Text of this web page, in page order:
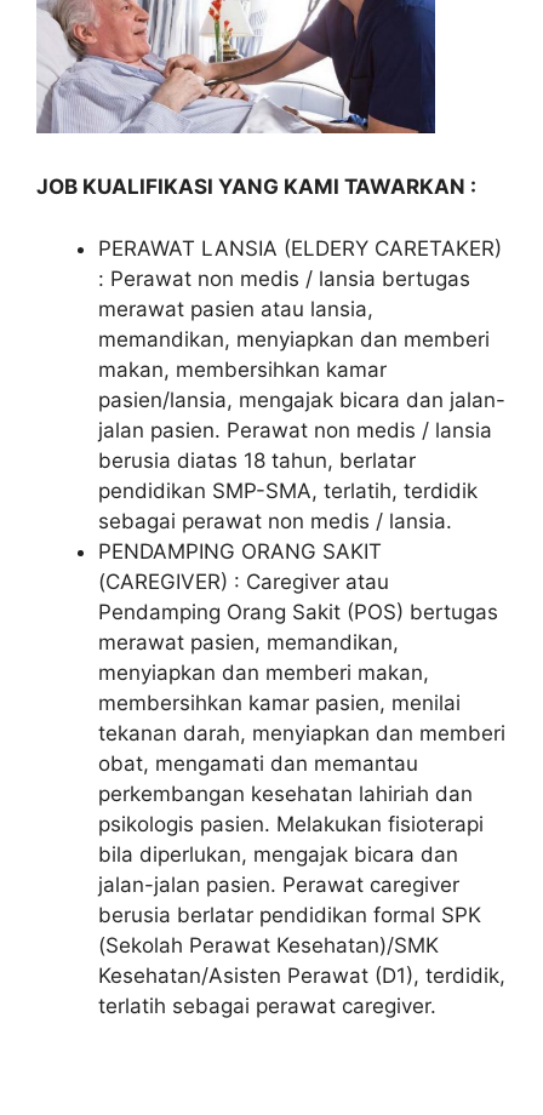
JOB KUALIFIKASI YANG KAMI TAWARKAN :
PERAWAT LANSIA (ELDERY CARETAKER)
: Perawat non medis / lansia bertugas
merawat pasien atau lansia,
memandikan, menyiapkan dan memberi
makan, membersihkan kamar
pasien/lansia, mengajak bicara dan jalan-
jalan pasien. Perawat non medis / lansia
berusia diatas 18 tahun, berlatar
pendidikan SMP-SMA, terlatih, terdidik
sebagai perawat non medis / lansia.
PENDAMPING ORANG SAKIT
(CAREGIVER) : Caregiver atau
Pendamping Orang Sakit (POS) bertugas
merawat pasien, memandikan,
menyiapkan dan memberi makan,
membersihkan kamar pasien, menilai
tekanan darah, menyiapkan dan memberi
obat, mengamati dan memantau
perkembangan kesehatan lahiriah dan
psikologis pasien. Melakukan fisioterapi
bila diperlukan, mengajak bicara dan
jalan-jalan pasien. Perawat caregiver
berusia berlatar pendidikan formal SPK
(Sekolah Perawat Kesehatan)/SMK
Kesehatan/Asisten Perawat (D1), terdidik,
terlatih sebagai perawat caregiver.